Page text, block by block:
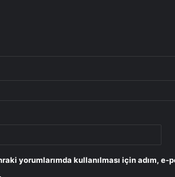
yorumlarımda kullanılması için adım,